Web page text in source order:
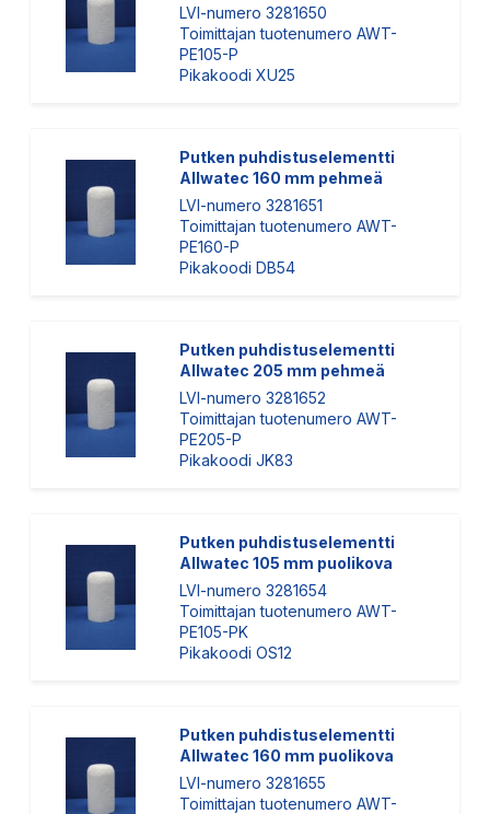
LVI-numero 3281650
Toimittajan tuotenumero AWT-
PE105-P
Pikakoodi XU25
Putken puhdistuselementti
Allwatec 160 mm pehmeä
LVI-numero 3281651
Toimittajan tuotenumero AWT-
PE160-P
Pikakoodi DB54
Putken puhdistuselementti
Allwatec 205 mm pehmeä
LVI-numero 3281652
Toimittajan tuotenumero AWT-
PE205-P
Pikakoodi JK83
Putken puhdistuselementti
Allwatec 105 mm puolikova
LVI-numero 3281654
Toimittajan tuotenumero AWT-
PE105-PK
Pikakoodi OS12
Putken puhdistuselementti
Allwatec 160 mm puolikova
LVI-numero 3281655
Toimittajan tuotenumero AWT-